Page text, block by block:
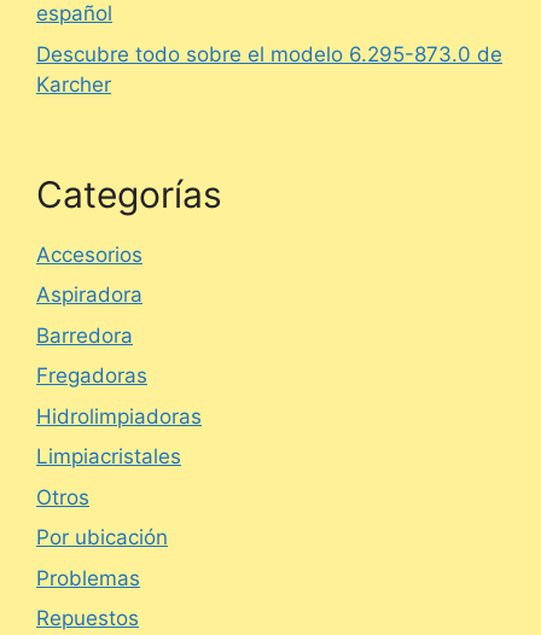
español
Descubre todo sobre el modelo 6.295-873.0 de
Karcher
Categorías
Accesorios
Aspiradora
Barredora
Fregadoras
Hidrolimpiadoras
Limpiacristales
Otros
Por ubicación
Problemas
Repuestos